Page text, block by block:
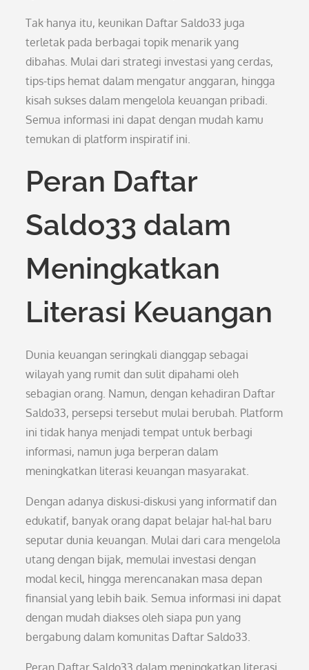
Tak hanya itu, keunikan Daftar Saldo33 juga
terletak pada berbagai topik menarik yang
dibahas. Mulai dari strategi investasi yang cerdas,
tips-tips hemat dalam mengatur anggaran, hingga
kisah sukses dalam mengelola keuangan pribadi.
Semua informasi ini dapat dengan mudah kamu
temukan di platform inspiratif ini.
Peran Daftar
Saldo33 dalam
Meningkatkan
Literasi Keuangan
Dunia keuangan seringkali dianggap sebagai
wilayah yang rumit dan sulit dipahami oleh
sebagian orang. Namun, dengan kehadiran Daftar
Saldo33, persepsi tersebut mulai berubah. Platform
ini tidak hanya menjadi tempat untuk berbagi
informasi, namun juga berperan dalam
meningkatkan literasi keuangan masyarakat.
Dengan adanya diskusi-diskusi yang informatif dan
edukatif, banyak orang dapat belajar hal-hal baru
seputar dunia keuangan. Mulai dari cara mengelola
utang dengan bijak, memulai investasi dengan
modal kecil, hingga merencanakan masa depan
finansial yang lebih baik. Semua informasi ini dapat
dengan mudah diakses oleh siapa pun yang
bergabung dalam komunitas Daftar Saldo33.
Peran Daftar Saldo33 dalam meningkatkan literasi